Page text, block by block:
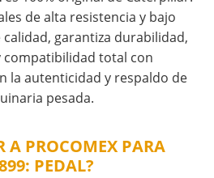
de alta resistencia y bajo
garantiza durabilidad,
total con
la autenticidad y respaldo de
pesada.
A PROCOMEX PARA
PEDAL?